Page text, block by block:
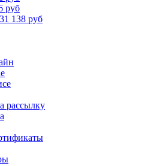
руб
138 руб
рассылку